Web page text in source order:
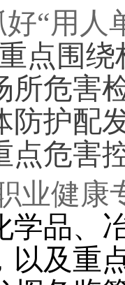
“用人
点围绕
所危害
防护配
点危害
业健康
学品、
以及重